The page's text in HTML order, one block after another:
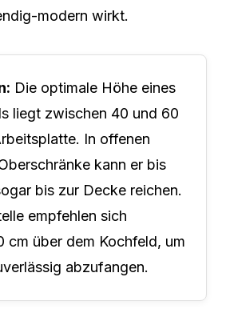
modern wirkt.
Die optimale Höhe eines
liegt zwischen 40 und 60
In offenen
kann er bis
bis zur Decke reichen.
empfehlen sich
cm über dem Kochfeld, um
abzufangen.